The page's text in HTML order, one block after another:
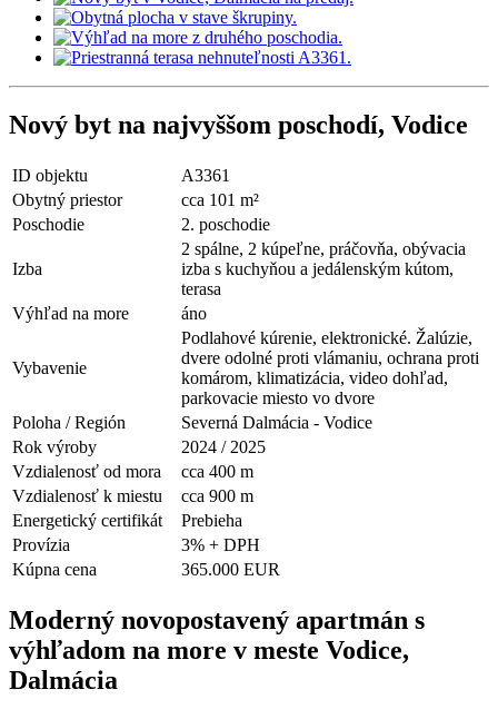
Nový byt na najvyššom poschodí, Vodice
ID objektu
A3361
Obytný priestor
cca 101 m²
Poschodie
2. poschodie
Izba
2 spálne, 2 kúpeľne, práčovňa, obývacia
izba s kuchyňou a jedálenským kútom,
terasa
Výhľad na more
áno
Vybavenie
Podlahové kúrenie, elektronické. Žalúzie,
dvere odolné proti vlámaniu, ochrana proti
komárom, klimatizácia, video dohľad,
parkovacie miesto vo dvore
Poloha / Región
Severná Dalmácia - Vodice
Rok výroby
2024 / 2025
Vzdialenosť od mora
cca 400 m
Vzdialenosť k miestu
cca 900 m
Energetický certifikát
Prebieha
Provízia
3% + DPH
Kúpna cena
365.000 EUR
Moderný novopostavený apartmán s
výhľadom na more v meste Vodice,
Dalmácia